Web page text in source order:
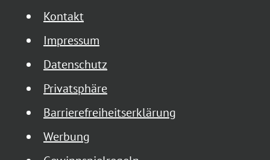
Kontakt
Impressum
Datenschutz
Privatsphäre
Barrierefreiheitserklärung
Werbung